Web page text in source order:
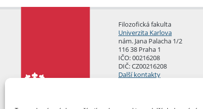
Filozofická fakulta
Univerzita Karlova
nám. Jana Palacha 1/2
116 38 Praha 1
IČO: 00216208
DIČ: CZ00216208
Další kontakty